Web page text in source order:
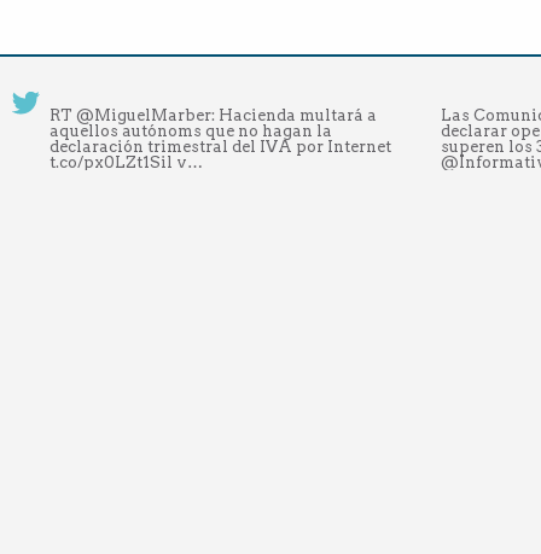
RT @MiguelMarber: Hacienda multará a
aquellos autónoms que no hagan la
declaración trimestral del IVA por Internet
t.co/px0LZt1Sil v…
Las
declarar
superen los